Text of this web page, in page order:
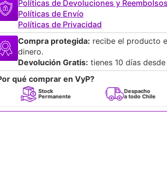
Políticas de Devoluciones y Reembolsos
Políticas de Envío
Políticas de Privacidad
Compra protegida: recibe el producto
dinero.
Devolución Gratis: tienes 10 días
qué comprar en VyP?
Stock
Permanente
Despacho
a todo Chile